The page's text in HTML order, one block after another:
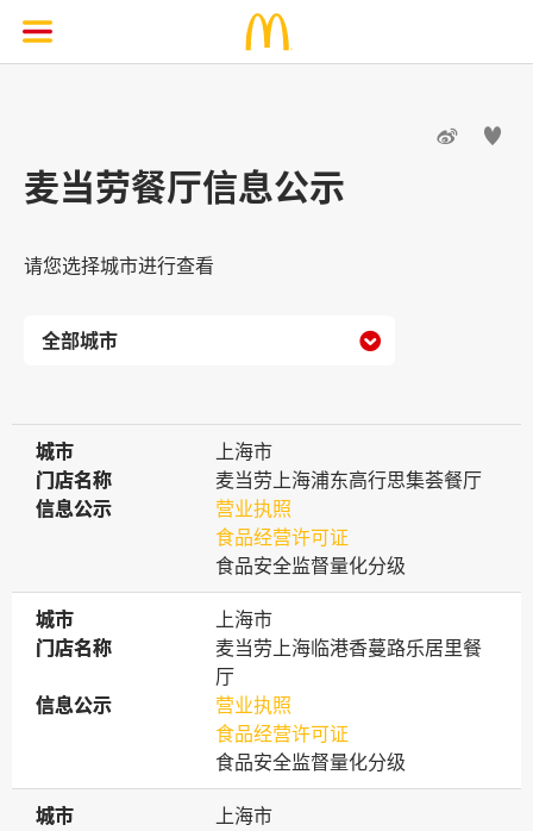
 
麦当劳餐厅信息公示
请您选择城市进行查看

城市
城市
上海市
门店名称
门店名称
麦当劳上海浦东高行思集荟餐厅
信息公示
信息公示
营业执照
食品经营许可证
食品安全监督量化分级
城市
城市
上海市
门店名称
门店名称
麦当劳上海临港香蔓路乐居里餐
厅
信息公示
信息公示
营业执照
食品经营许可证
食品安全监督量化分级
城市
城市
上海市